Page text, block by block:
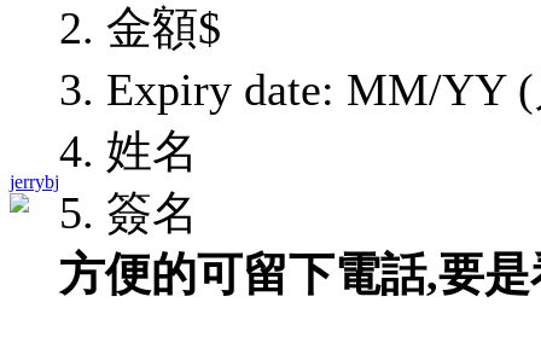
jerrybj
2. 金額$
3. Expiry date: MM/YY
4. 姓名
5. 簽名
方便的可留下電話,要